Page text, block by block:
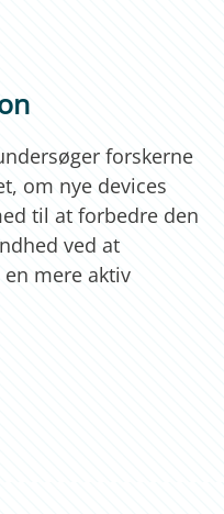
forskerne
om nye devices
til at forbedre den
ved at
mere aktiv